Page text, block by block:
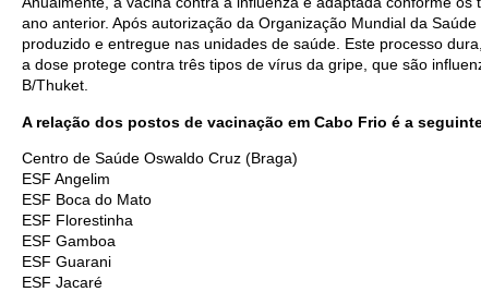
ano anterior. Após autorização da Organização Mundial da
produzido e entregue nas unidades de saúde. Este processo
a dose protege contra três tipos de vírus da gripe, que são
B/Thuket.
A relação dos postos de vacinação em Cabo Frio é a
Centro de Saúde Oswaldo Cruz (Braga)
ESF Angelim
ESF Boca do Mato
ESF Florestinha
ESF Gamboa
ESF Guarani
ESF Jacaré